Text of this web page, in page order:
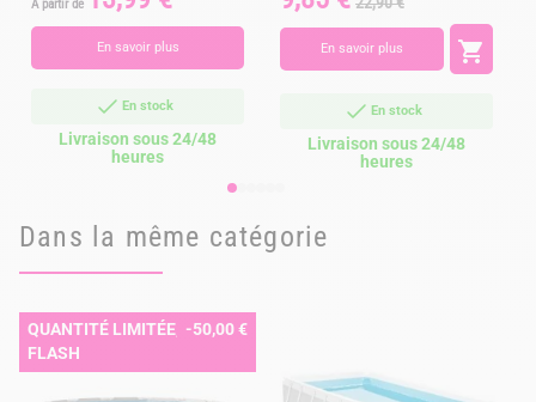
A partir de
En savoir plus
En stock
Livraison sous 24/48
heures
base
En savoir plus 
En stock
Livraison sous 24/48
heures
Dans la même catégorie
QUANTITÉ LIMITÉE, VENTE
FLASH
-50,00 €